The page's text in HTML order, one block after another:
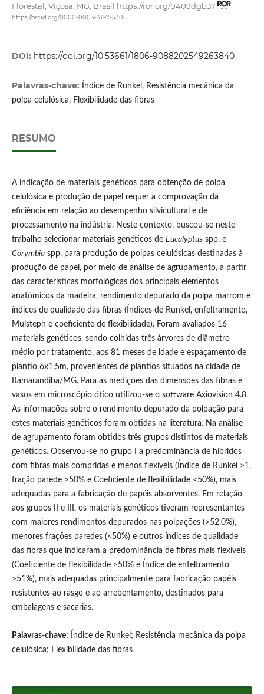
Florestal, Viçosa, MG, Brasil https://ror.org/0409dgb37
https://orcid.org/0000-0003-3197-5305
DOI: https://doi.org/10.53661/1806-9088202549263840
Palavras-chave:
Índice de Runkel, Resistência mecânica da
polpa celulósica, Flexibilidade das fibras
RESUMO
A indicação de materiais genéticos para obtenção de polpa
celulósica e produção de papel requer a comprovação da
eficiência em relação ao desempenho silvicultural e de
processamento na indústria. Neste contexto, buscou-se neste
trabalho selecionar materiais genéticos de Eucalyptus spp. e
Corymbiaspp. para produção de polpas celulósicas destinadas à
produção de papel, por meio de análise de agrupamento, a partir
das características morfológicas dos principais elementos
anatômicos da madeira, rendimento depurado da polpa marrom e
índices de qualidade das fibras (Índices de Runkel, enfeltramento,
Mulsteph e coeficiente de flexibilidade). Foram avaliados 16
materiais genéticos, sendo colhidas três árvores de diâmetro
médio por tratamento, aos 81 meses de idade e espaçamento de
plantio 6x1,5m, provenientes de plantios situados na cidade de
Itamarandiba/MG. Para as medições das dimensões das fibras e
vasos em microscópio ótico utilizou-se o software Axiovision 4.8.
As informações sobre o rendimento depurado da polpação para
estes materiais genéticos foram obtidas na literatura. Na análise
de agrupamento foram obtidos três grupos distintos de materiais
genéticos. Observou-se no grupo I a predominância de híbridos
com fibras mais compridas e menos flexíveis (Índice de Runkel >1,
fração parede >50% e Coeficiente de flexibilidade <50%), mais
adequadas para a fabricação de papéis absorventes. Em relação
aos grupos II e III, os materiais genéticos tiveram representantes
com maiores rendimentos depurados nas polpações (>52,0%),
menores frações paredes (<50%) e outros índices de qualidade
das fibras que indicaram a predominância de fibras mais flexíveis
(Coeficiente de flexibilidade >50% e Índice de enfeltramento
>51%), mais adequadas principalmente para fabricação papéis
resistentes ao rasgo e ao arrebentamento, destinados para
embalagens e sacarias.
Palavras-chave: Índice de Runkel; Resistência mecânica da polpa
celulósica; Flexibilidade das fibras